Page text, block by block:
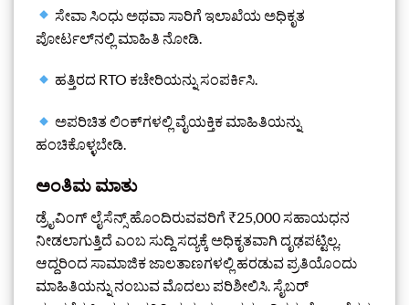
ಸೇವಾ ಸಿಂಧು ಅಥವಾ ಸಾರಿಗೆ ಇಲಾಖೆಯ ಅಧಿಕೃತ
ಪೋರ್ಟಲ್‌ನಲ್ಲಿ ಮಾಹಿತಿ ನೋಡಿ.
ಹತ್ತಿರದ RTO ಕಚೇರಿಯನ್ನು ಸಂಪರ್ಕಿಸಿ.
ಅಪರಿಚಿತ ಲಿಂಕ್‌ಗಳಲ್ಲಿ ವೈಯಕ್ತಿಕ ಮಾಹಿತಿಯನ್ನು
ಹಂಚಿಕೊಳ್ಳಬೇಡಿ.
ಅಂತಿಮ ಮಾತು
ಡ್ರೈವಿಂಗ್ ಲೈಸೆನ್ಸ್ ಹೊಂದಿರುವವರಿಗೆ ₹25,000 ಸಹಾಯಧನ
ನೀಡಲಾಗುತ್ತಿದೆ ಎಂಬ ಸುದ್ದಿ ಸದ್ಯಕ್ಕೆ ಅಧಿಕೃತವಾಗಿ ದೃಢಪಟ್ಟಿಲ್ಲ.
ಆದ್ದರಿಂದ ಸಾಮಾಜಿಕ ಜಾಲತಾಣಗಳಲ್ಲಿ ಹರಡುವ ಪ್ರತಿಯೊಂದು
ಮಾಹಿತಿಯನ್ನು ನಂಬುವ ಮೊದಲು ಪರಿಶೀಲಿಸಿ. ಸೈಬರ್